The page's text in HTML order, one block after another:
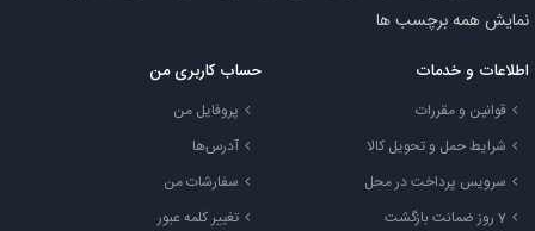
نمایش همه برچسب ها
اطلاعات و خدمات
قوانین و مقررات
شرایط حمل و تحویل کالا
سرویس پرداخت در محل
7 روز ضمانت بازگشت
حساب کاربری من
پروفایل من
آدرس‌ها
سفارشات من
تغییر کلمه عبور